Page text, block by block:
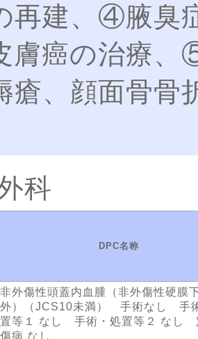
再建、④腋臭
膚癌の治療
瘡、顔面骨骨
科
DPC名称
非外傷性頭蓋内血腫（非外傷性硬膜
外）（JCS10未満） 手術なし 手
置等１ なし 手術・処置等２ なし
傷病 なし